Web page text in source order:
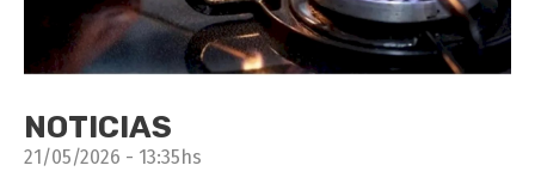
NOTICIAS
21/05/2026 - 13:35hs